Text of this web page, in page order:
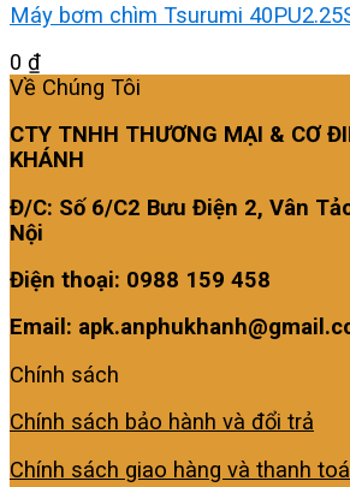
Máy bơm chìm Tsurumi
0 ₫
Về Chúng Tôi
CTY TNHH THƯƠNG MẠI & CƠ
KHÁNH
Đ/C: Số 6/C2 Bưu Điện 2, Vân
Nội
Điện thoại: 0988 159 458
Email:
Chính sách
Chính sách bảo hành và đổi trả
Chính sách giao hàng và thanh